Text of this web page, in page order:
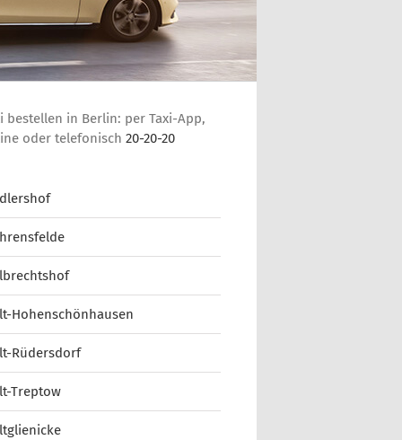
bestellen in Berlin: per Taxi-App,
oder telefonisch 20-20-20
Hohenschönhausen
Rüdersdorf
Treptow